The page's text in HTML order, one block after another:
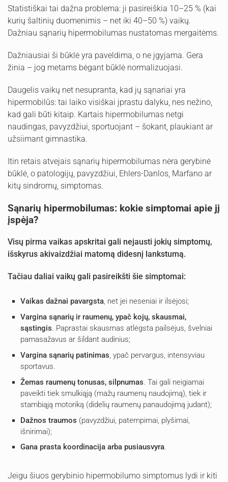
Statistiškai tai dažna problema: ji pasireiškia 10–25 % (kai
kurių šaltinių duomenimis – net iki 40–50 %) vaikų.
Dažniau sąnarių hipermobilumas nustatomas mergaitėms.
Dažniausiai ši būklė yra paveldima, o ne įgyjama. Gera
žinia – jog metams bėgant būklė normalizuojasi.
Daugelis vaikų net nesupranta, kad jų sąnariai yra
hipermobilūs: tai laiko visiškai įprastu dalyku, nes nežino,
kad gali būti kitaip. Kartais hipermobilumas netgi
naudingas, pavyzdžiui, sportuojant – šokant, plaukiant ar
užsiimant gimnastika.
Itin retais atvejais sąnarių hipermobilumas nėra gerybinė
būklė, o patologijų, pavyzdžiui, Ehlers-Danlos, Marfano ar
kitų sindromų, simptomas.
Sąnarių hipermobilumas: kokie simptomai apie jį
įspėja?
Visų pirma vaikas apskritai gali nejausti jokių simptomų,
išskyrus akivaizdžiai matomą didesnį lankstumą.
Tačiau daliai vaikų gali pasireikšti šie simptomai:
Vaikas dažnai pavargsta, net jei neseniai ir ilsėjosi;
Vargina sąnarių ir raumenų, ypač kojų, skausmai,
sąstingis. Paprastai skausmas atlėgsta pailsėjus, švelniai
pamasažavus ar šildant audinius;
Vargina sąnarių patinimas, ypač pervargus, intensyviau
sportavus.
Žemas raumenų tonusas, silpnumas. Tai gali neigiamai
paveikti tiek smulkiąją (mažų raumenų naudojimą), tiek ir
stambiąją motoriką (didelių raumenų panaudojimą judant);
Dažnos traumos (pavyzdžiui, patempimai, plyšimai,
išnirimai);
Gana prasta koordinacija arba pusiausvyra.
Jeigu šiuos gerybinio hipermobilumo simptomus lydi ir kiti